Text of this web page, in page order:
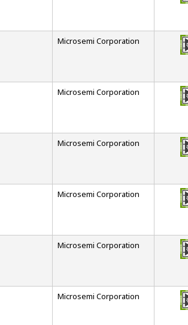
Microsemi Corporation
Microsemi Corporation
Microsemi Corporation
Microsemi Corporation
Microsemi Corporation
Microsemi Corporation